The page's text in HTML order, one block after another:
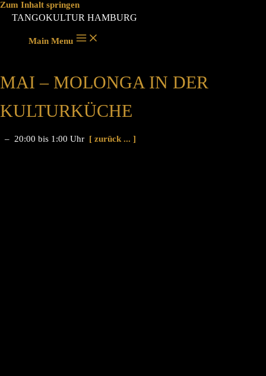
Zum Inhalt springen
TANGOKULTUR HAMBURG
Main Menu
MAI – MOLONGA IN DER
KULTURKÜCHE
– 20:00 bis 1:00 Uhr [ zurück ... ]